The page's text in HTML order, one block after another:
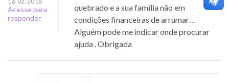
Acesse para
responder
quebrado e a sua família não em
condições financeiras de arrumar…
Alguém pode me indicar onde procurar
ajuda . Obrigada